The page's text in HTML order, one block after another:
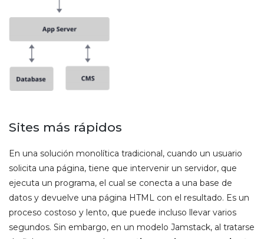
Sites más rápidos
En una solución monolítica tradicional, cuando un usuario
solicita una página, tiene que intervenir un servidor, que
ejecuta un programa, el cual se conecta a una base de
datos y devuelve una página HTML con el resultado. Es un
proceso costoso y lento, que puede incluso llevar varios
segundos. Sin embargo, en un modelo Jamstack, al tratarse